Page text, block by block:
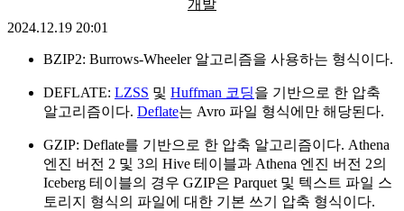
개발
2024.12.19 20:01
BZIP2: Burrows-Wheeler 알고리즘을 사용하는 형식이다.
DEFLATE: LZSS 및 Huffman 코딩을 기반으로 한 압축
알고리즘이다. Deflate는 Avro 파일 형식에만 해당된다.
GZIP: Deflate를 기반으로 한 압축 알고리즘이다. Athena
엔진 버전 2 및 3의 Hive 테이블과 Athena 엔진 버전 2의
Iceberg 테이블의 경우 GZIP은 Parquet 및 텍스트 파일 스
토리지 형식의 파일에 대한 기본 쓰기 압축 형식이다.